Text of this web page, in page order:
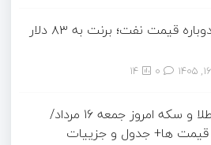
جهش دوباره قیمت نفت؛ برنت به ۸۳ دلار
14
قیمت طلا و سکه امروز جمعه ۱۶ مرداد/
ها+ جدول و جزییات